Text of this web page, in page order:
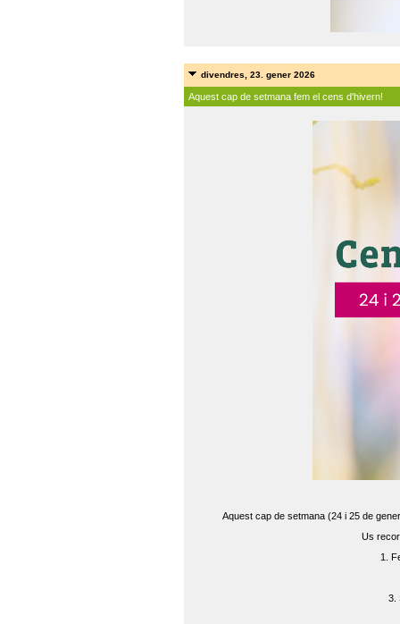
divendres, 23. gener 2026
Aquest cap de setmana fem el cens d'hivern!
Aquest cap de setmana (24 i 25 de
Us
1.
3.